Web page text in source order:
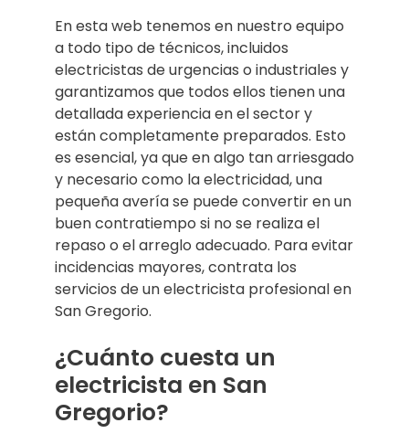
En esta web tenemos en nuestro equipo
a todo tipo de técnicos, incluidos
electricistas de urgencias o industriales y
garantizamos que todos ellos tienen una
detallada experiencia en el sector y
están completamente preparados. Esto
es esencial, ya que en algo tan arriesgado
y necesario como la electricidad, una
pequeña avería se puede convertir en un
buen contratiempo si no se realiza el
repaso o el arreglo adecuado. Para evitar
incidencias mayores, contrata los
servicios de un electricista profesional en
San Gregorio.
¿Cuánto cuesta un
electricista en San
Gregorio?